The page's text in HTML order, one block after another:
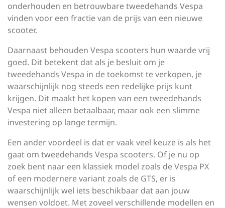
onderhouden en betrouwbare tweedehands Vespa
vinden voor een fractie van de prijs van een nieuwe
scooter.
Daarnaast behouden Vespa scooters hun waarde vrij
goed. Dit betekent dat als je besluit om je
tweedehands Vespa in de toekomst te verkopen, je
waarschijnlijk nog steeds een redelijke prijs kunt
krijgen. Dit maakt het kopen van een tweedehands
Vespa niet alleen betaalbaar, maar ook een slimme
investering op lange termijn.
Een ander voordeel is dat er vaak veel keuze is als het
gaat om tweedehands Vespa scooters. Of je nu op
zoek bent naar een klassiek model zoals de Vespa PX
of een modernere variant zoals de GTS, er is
waarschijnlijk wel iets beschikbaar dat aan jouw
wensen voldoet. Met zoveel verschillende modellen en